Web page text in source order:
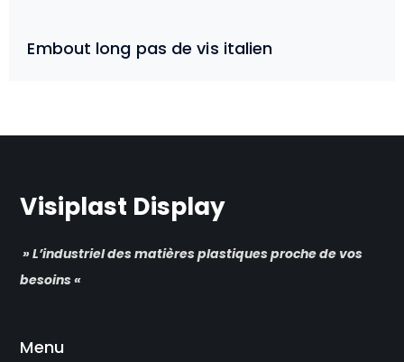
Embout long pas de vis italien
Visiplast Display
» L’industriel des matières plastiques proche de vos
besoins «
Menu